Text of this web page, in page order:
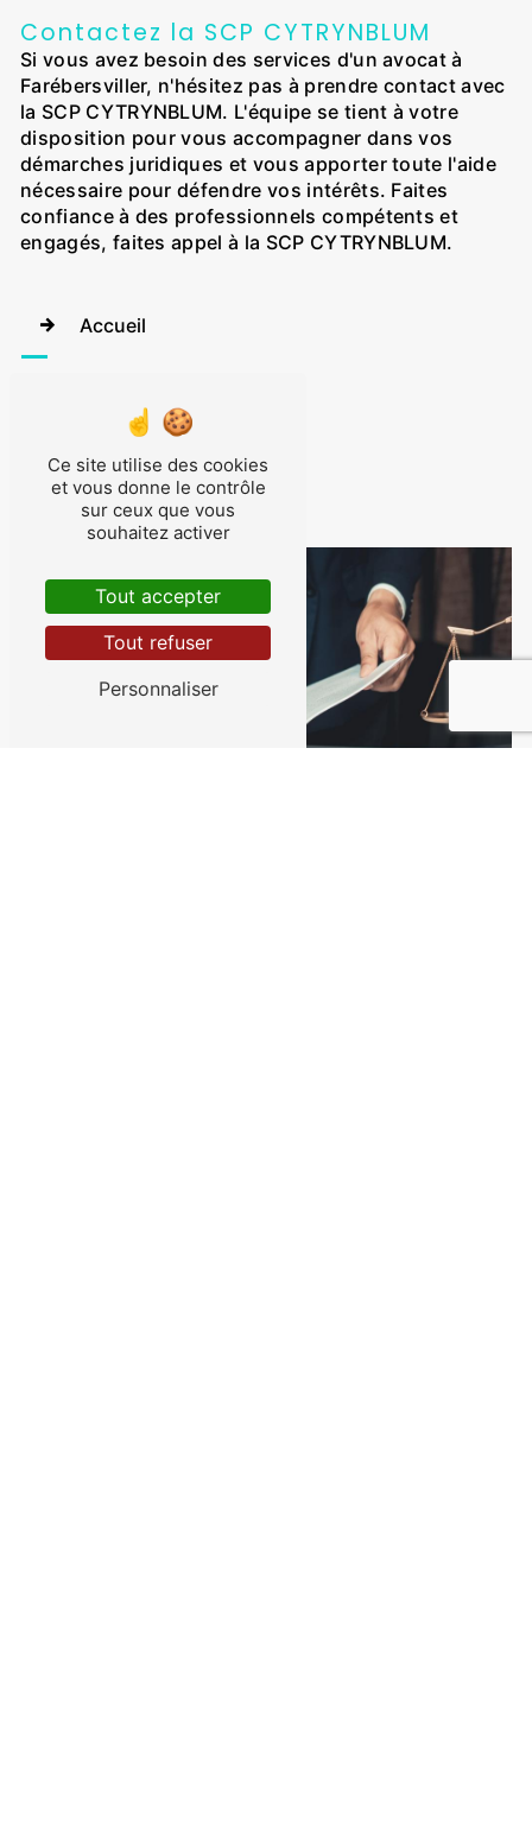
Contactez la SCP CYTRYNBLUM
Si vous avez besoin des services d'un avocat à
Farébersviller, n'hésitez pas à prendre contact avec
la SCP CYTRYNBLUM. L'équipe se tient à votre
disposition pour vous accompagner dans vos
démarches juridiques et vous apporter toute l'aide
nécessaire pour défendre vos intérêts. Faites
confiance à des professionnels compétents et
engagés, faites appel à la SCP CYTRYNBLUM.
Accueil
Contactez-nous
Ce site utilise des cookies
et vous donne le contrôle
sur ceux que vous
souhaitez activer
Tout accepter
Tout refuser
Personnaliser